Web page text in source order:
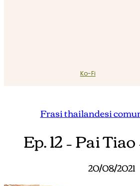
Ko-Fi
Frasi thailandesi
Ep. 12 – Pai
20/08/2021